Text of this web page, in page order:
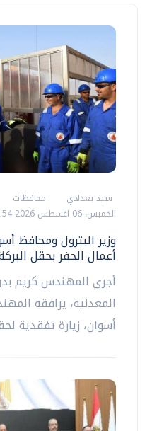
سيد بغدادي
محافظات
الخميس، 06 اغسطس 2026 12:54 م
وزير البترول ومحافظ
أعمال الحفر بحقل
أجرى المهندس كريم
المعدنية، يرافقه
أسوان، زيارة تفقدية